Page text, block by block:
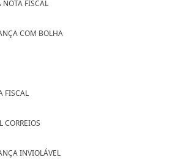
NOTA FISCAL
COM BOLHA
FISCAL
CORREIOS
INVIOLÁVEL